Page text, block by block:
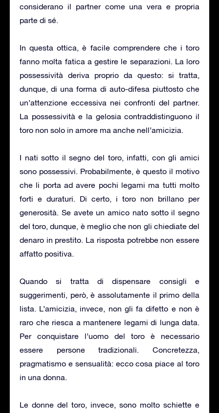
considerano il partner come una vera e propria
parte di sé.
In questa ottica, è facile comprendere che i toro
fanno molta fatica a gestire le separazioni. La loro
possessività deriva proprio da questo: si tratta,
dunque, di una forma di auto-difesa piuttosto che
un’attenzione eccessiva nei confronti del partner.
La possessività e la gelosia contraddistinguono il
toro non solo in amore ma anche nell’amicizia.
I nati sotto il segno del toro, infatti, con gli amici
sono possessivi. Probabilmente, è questo il motivo
che li porta ad avere pochi legami ma tutti molto
forti e duraturi. Di certo, i toro non brillano per
generosità. Se avete un amico nato sotto il segno
del toro, dunque, è meglio che non gli chiediate del
denaro in prestito. La risposta potrebbe non essere
affatto positiva.
Quando si tratta di dispensare consigli e
suggerimenti, però, è assolutamente il primo della
lista. L’amicizia, invece, non gli fa difetto e non è
raro che riesca a mantenere legami di lunga data.
Per conquistare l’uomo del toro è necessario
essere persone tradizionali. Concretezza,
pragmatismo e sensualità: ecco cosa piace al toro
in una donna.
Le donne del toro, invece, sono molto schiette e